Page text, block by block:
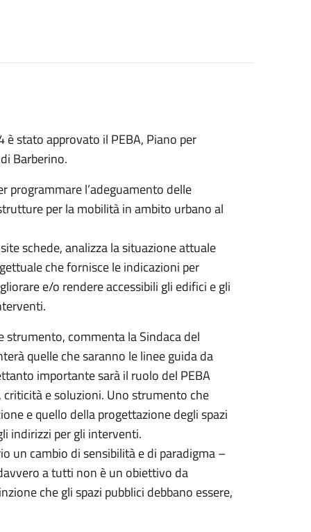
stato approvato il PEBA, Piano per
Barberino.
programmare l’adeguamento delle
per la mobilità in ambito urbano al
schede, analizza la situazione attuale
che fornisce le indicazioni per
e/o rendere accessibili gli edifici e gli
commenta la Sindaca del
quelle che saranno le linee guida da
importante sarà il ruolo del PEBA
e soluzioni. Uno strumento che
e quello della progettazione degli spazi
indirizzi per gli interventi.
un cambio di sensibilità e di paradigma –
a tutti non è un obiettivo da
che gli spazi pubblici debbano essere,